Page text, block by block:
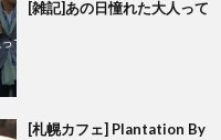
[雑記]あの日憧れた大人って
[札幌カフェ] Plantation By